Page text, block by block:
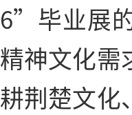
6”毕业展
精神文化需
耕荆楚文化